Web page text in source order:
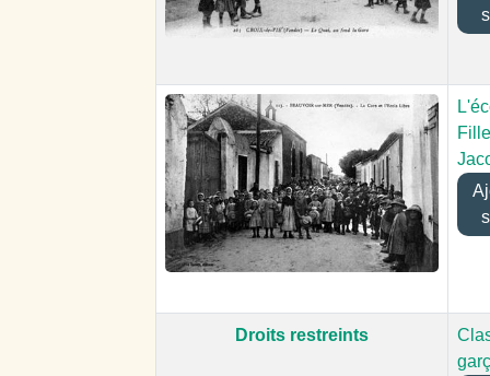
Droits restreints